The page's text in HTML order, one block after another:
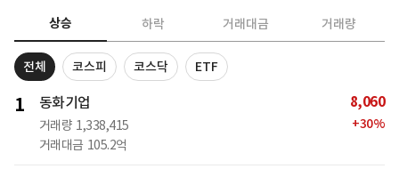
상승 하락 거래대금 거래량
전체 코스피 코스닥 ETF
1 동화기업
거래량 1,338,415
거래대금 105.2억
8,060
+30%